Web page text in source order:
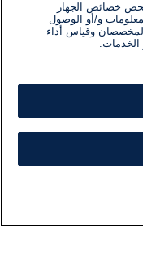
فحص خصائص الجهاز
و/أو الوصول
المخصصان وقياس أداء
الخدمات.